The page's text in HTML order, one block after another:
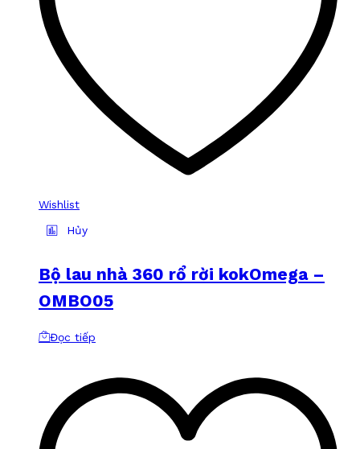
Wishlist
Hủy
Bộ lau nhà 360 rổ rời kokOmega –
OMBO05
Đọc tiếp